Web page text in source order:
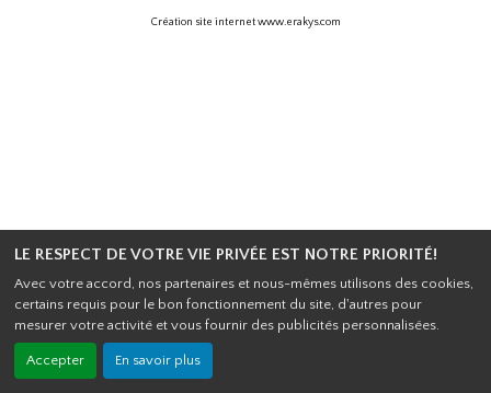
LE RESPECT DE VOTRE VIE PRIVÉE EST NOTRE PRIORITÉ!
Avec votre accord, nos partenaires et nous-mêmes utilisons des cookies,
certains requis pour le bon fonctionnement du site, d'autres pour
mesurer votre activité et vous fournir des publicités personnalisées.
Accepter En savoir plus
Création site internet www.erakys.com